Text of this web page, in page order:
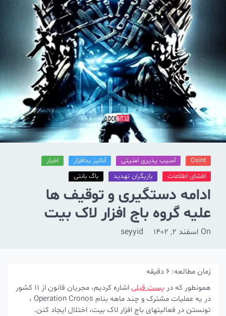
آسیب پذیری امنیتی آنالیز بدافزار
افشای اطلاعات
بازیگران تهدید باگ بانتی
ادامه دستگیری و توقیف ها
علیه گروه باج افزار لاک بیت
اسفند 2, 1402 seyyid
زمان مطالعه:6دقیقه
همونطور که درپست قبلی
اشاره کردیم، مجریان قانون از 11 کشور
در یه عملیات مشترک و چند ماهه بنام Operation Cronos ،
تونستن در فعالیتهای باج افزار لاک بیت، اختلال ایجاد کنن.